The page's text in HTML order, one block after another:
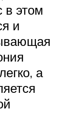
в этом
и
а